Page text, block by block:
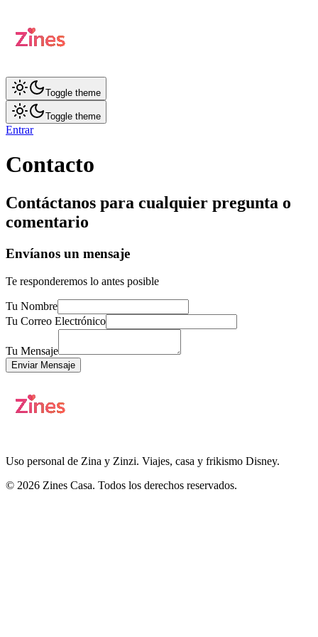
Toggle theme
Toggle theme
Entrar
Contacto
Contáctanos para cualquier pregunta o
comentario
Envíanos un mensaje
Te responderemos lo antes posible
Tu Nombre
Tu Correo Electrónico
Tu Mensaje
Enviar Mensaje
Uso personal de Zina y Zinzi. Viajes, casa y frikismo Disney.
© 2026 Zines Casa. Todos los derechos reservados.